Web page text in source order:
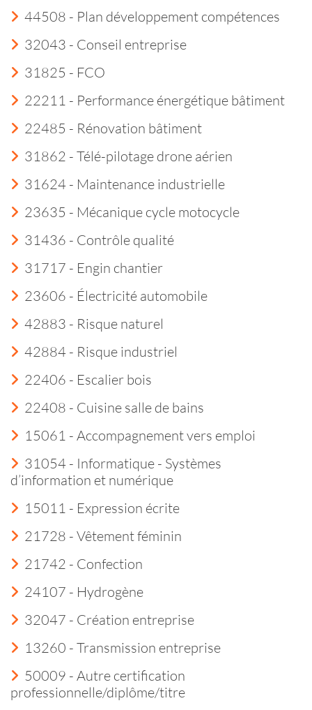
44508 - Plan développement compétences
32043 - Conseil entreprise
31825 - FCO
22211 - Performance énergétique bâtiment
22485 - Rénovation bâtiment
31862 - Télé-pilotage drone aérien
31624 - Maintenance industrielle
23635 - Mécanique cycle motocycle
31436 - Contrôle qualité
31717 - Engin chantier
23606 - Électricité automobile
42883 - Risque naturel
42884 - Risque industriel
22406 - Escalier bois
22408 - Cuisine salle de bains
15061 - Accompagnement vers emploi
31054 - Informatique - Systèmes
d’information et numérique
15011 - Expression écrite
21728 - Vêtement féminin
21742 - Confection
24107 - Hydrogène
32047 - Création entreprise
13260 - Transmission entreprise
50009 - Autre certification
professionnelle/diplôme/titre